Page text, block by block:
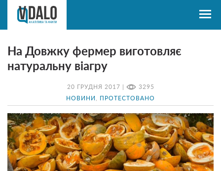
20 ГРУДНЯ 2017 | 3295
НОВИНИ ПРОТЕСТОВАНО
На Довжку фермер виготовляє
натуральну віагру